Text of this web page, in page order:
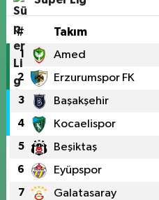
# Takım
1 Amed
2 Erzurumspor FK
3 Başakşehir
4 Kocaelispor
5 Beşiktaş
6 Eyüpspor
7 Galatasaray